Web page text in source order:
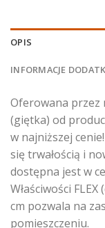
OPIS
INFORMACJE
Oferowana przez
(giętka) od
w najniższej
się trwałością i
dostępna jest w
Właściwości
cm pozwala na
pomieszczeniu.